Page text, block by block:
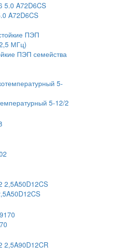
A72D6CS
ПЭП семейства
5-12/2